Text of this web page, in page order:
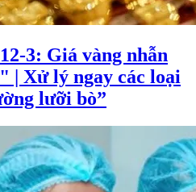
3: Giá vàng nhẫn
| Xử lý ngay các loại
lưỡi bò”